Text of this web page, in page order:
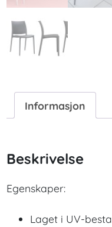
Informasjon
Beskrivelse
Egenskaper:
Laget i UV-